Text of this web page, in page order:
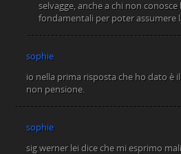
selvagge, anche a chi non
fondamentali per poter assumere
sophie
io nella prima risposta che ho dato è
non pensione.
sophie
sig werner lei dice che mi esprimo